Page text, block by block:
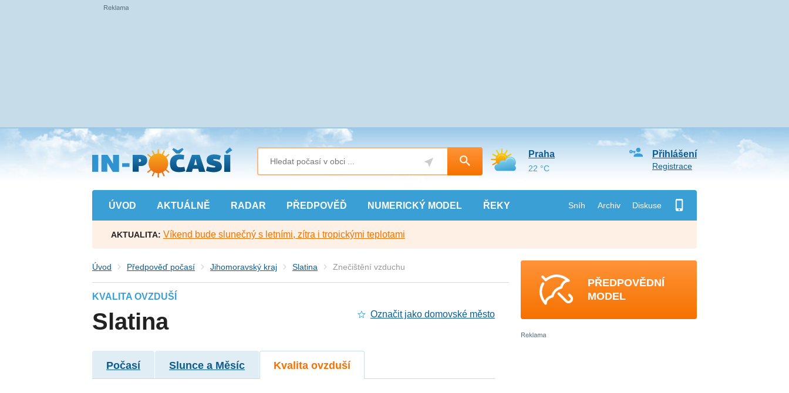
Přejít
na
hlavní
obsah
ÚVOD AKTUÁLNĚ RADAR PŘEDPOVĚĎ NUMERICKÝ MODEL ŘEKY Sníh Archiv Diskuse
Přihlášení
Registrace
Praha
22 °C
AKTUALITA: Víkend bude slunečný s letními, zítra i tropickými teplotami
Úvod Předpověď počasí Jihomoravský kraj Slatina Znečištění vzduchu
KVALITA OVZDUŠÍ
Slatina Označit jako domovské město
Počasí Slunce a Měsíc Kvalita ovzduší
PŘEDPOVĚDNÍ
MODEL